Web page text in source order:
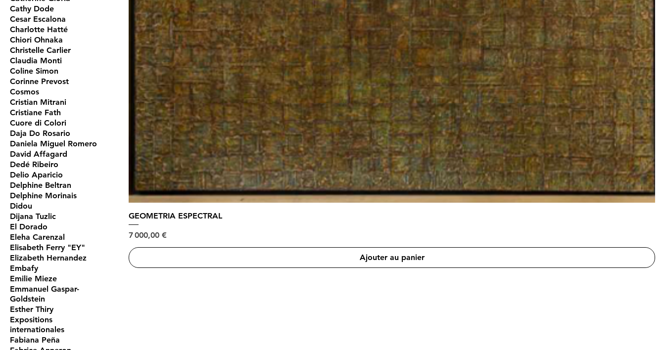
Cathy Dode
Cesar Escalona
Charlotte Hatté
Chiori Ohnaka
Christelle Carlier
Claudia Monti
Coline Simon
Corinne Prevost
Cosmos
Cristian Mitrani
Cristiane Fath
Cuore di Colori
Daja Do Rosario
Daniela Miguel Romero
David Affagard
Dedé Ribeiro
Delio Aparicio
Delphine Beltran
Delphine Morinais
Didou
Dijana Tuzlic
El Dorado
Eleha Carenzal
Elisabeth Ferry "EY"
Elizabeth Hernandez
Embafy
Emilie Mieze
Emmanuel Gaspar-
Goldstein
Esther Thiry
Expositions
internationales
Fabiana Peña
GEOMETRIA ESPECTRAL
Prix
7 000,00 €
Ajouter au panier